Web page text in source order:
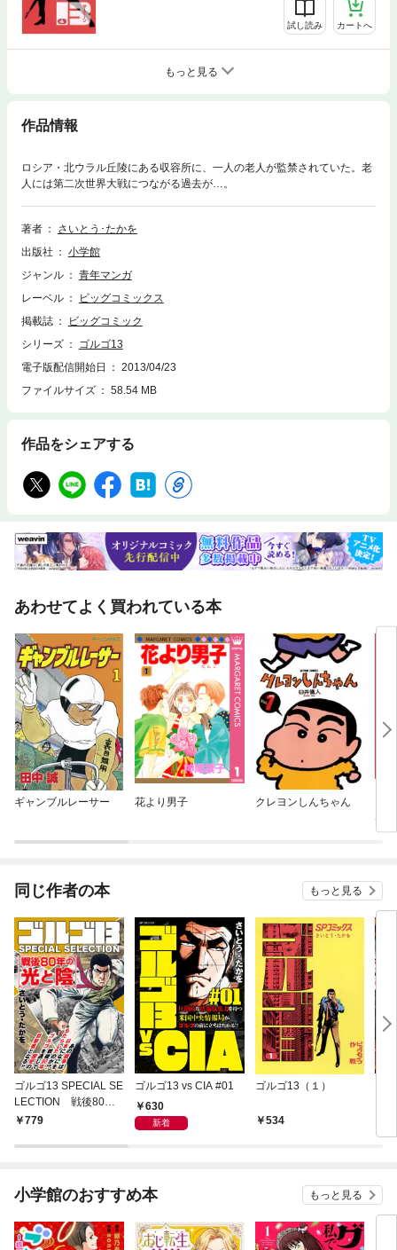
試し読み カートへ
もっと見る
作品情報
ロシア・北ウラル丘陵にある収容所に、一人の老人が監禁されていた。老
人には第二次世界大戦につながる過去が…。
著者
さいとう･たかを
出版社
小学館
ジャンル
青年マンガ
レーベル
ビッグコミックス
掲載誌
ビッグコミック
シリーズ
ゴルゴ13
電子版配信開始日
2013/04/23
ファイルサイズ
58.54 MB
作品をシェアする
あわせてよく買われている本
ギャンブルレーサー 花より男子 クレヨンしんちゃん
は
同じ作者の本 もっと見る
ゴルゴ13 SPECIAL SE
LECTION 戦後80年
の光と陰
779
ゴルゴ13 vs CIA #01
630
新着
ゴルゴ13（１）
534
小学館のおすすめ本 もっと見る